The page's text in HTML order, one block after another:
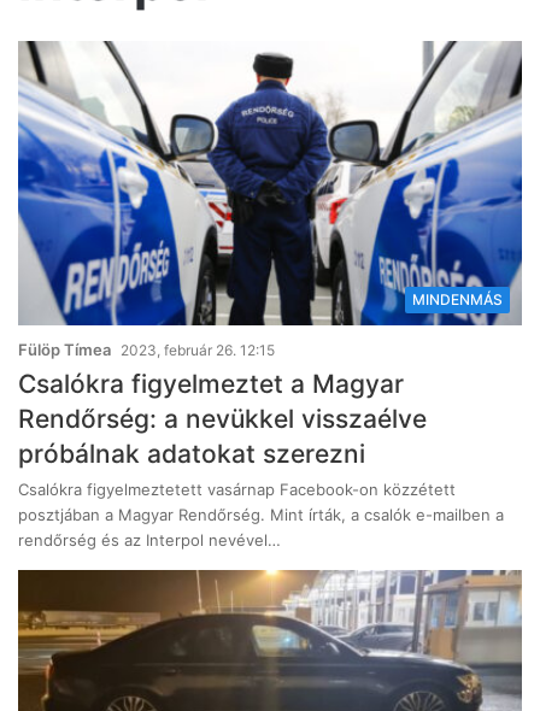
MINDENMÁS
Fülöp Tímea 2023, február 26. 12:15
Csalókra figyelmeztet a Magyar
Rendőrség: a nevükkel visszaélve
próbálnak adatokat szerezni
Csalókra figyelmeztetett vasárnap Facebook-on közzétett
posztjában a Magyar Rendőrség. Mint írták, a csalók e-mailben a
rendőrség és az Interpol nevével…